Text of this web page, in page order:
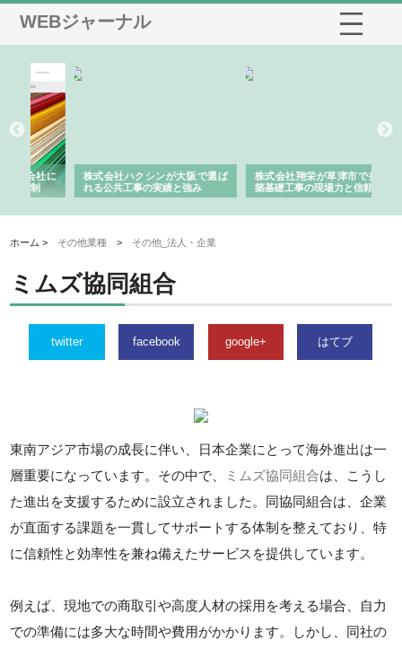
WEBジャーナル
株式会社ハクシンが大阪で選ば
れる公共工事の実績と強み
株式会社翔栄が草津市で担う建
築基礎工事の現場力と信頼性
ホーム > その他業種 > その他_法人・企業
ミムズ協同組合
twitter facebook google+ はてブ
東南アジア市場の成長に伴い、日本企業にとって海外進出は一
層重要になっています。その中で、
ミムズ協同組合は、こうし
た進出を支援するために設立されました。同協同組合は、企業
が直面する課題を一貫してサポートする体制を整えており、特
に信頼性と効率性を兼ね備えたサービスを提供しています。
例えば、現地での商取引や高度人材の採用を考える場合、自力
での準備には多大な時間や費用がかかります。しかし、同社の